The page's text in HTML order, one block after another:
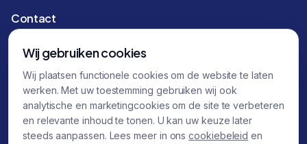
Contact
2800 Mechelen
0471 12 30 00
0470 87 32 45
info@totalfix.be
Wij gebruiken cookies
Wij plaatsen functionele cookies om de website te laten
werken. Met uw toestemming gebruiken wij ook
analytische en marketingcookies om de site te verbeteren
en relevante inhoud te tonen. U kan uw keuze later
steeds aanpassen. Lees meer in ons cookiebeleid en